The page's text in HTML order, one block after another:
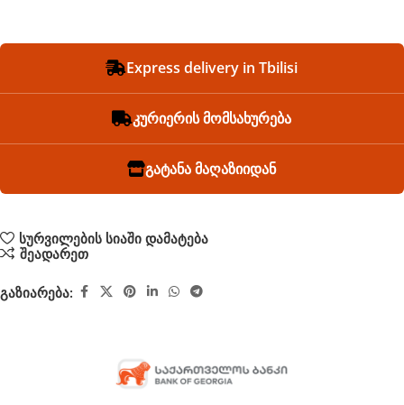
Express delivery in Tbilisi
კურიერის მომსახურება
გატანა მაღაზიიდან
სურვილების სიაში დამატება
შეადარეთ
გაზიარება: